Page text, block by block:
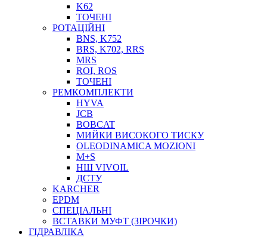
ТОСОЛ, АНТИФРИЗ
ОЛИВА-ПАЛИВО
ПОВІТРЯ-ВОДА
ДЛЯ ЗВАРЮВАННЯ
НАПІРНО-ВСМОКТУЮЧІ
ФІЛЬТРИ ДЛЯ ПАЛЬНОГО
ПІДДОНИ ДЛЯ БОЧОК
МОДУЛЬНІ АЗС
МЕТРОЛОГІЧНЕ ОБЛАДНАННЯ
ЛІЧИЛЬНИКИ І ВИТРАТОМІРИ ДЛЯ ПАЛЬНОГО
КОТУШКИ ДЛЯ ШЛАНГІВ
K62
ТОЧЕНІ
РОТАЦІЙНІ
BNS, K752
BRS, K702, RRS
MRS
ROI, ROS
ТОЧЕНІ
РЕМКОМПЛЕКТИ
HYVA
JCB
BOBCAT
МИЙКИ ВИСОКОГО ТИСКУ
OLEODINAMICA MOZIONI
M+S
НШ VIVOIL
ДСТУ
KARCHER
EPDM
СПЕЦІАЛЬНІ
ВСТАВКИ МУФТ (ЗІРОЧКИ)
ГІДРАВЛІКА